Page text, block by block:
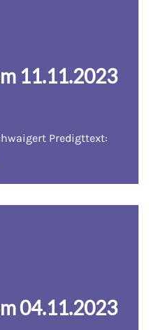
11.11.2023
Predigttext:
04.11.2023